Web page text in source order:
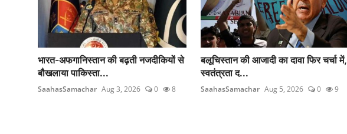
भारत-अफगानिस्तान की बढ़ती नजदीकियों से
बौखलाया पाकिस्ता...
SaahasSamachar Aug 3, 2026 0 8
बलूचिस्तान की आजादी का दावा फिर चर्चा में,
स्वतंत्रता द...
SaahasSamachar Aug 5, 2026 0 9